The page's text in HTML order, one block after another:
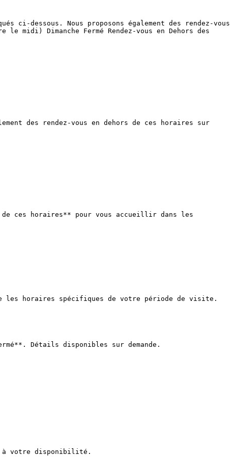
dessous. Nous proposons également des rendez-vous
midi) Dimanche Fermé Rendez-vous en Dehors des
des rendez-vous en dehors de ces horaires sur
de ces horaires** pour vous accueillir dans les
les horaires spécifiques de votre période de visite.
Détails disponibles sur demande.
à votre disponibilité.